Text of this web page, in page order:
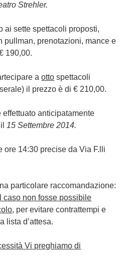
Strehler.
ai sette spettacoli proposti,
pullman, prenotazioni, mance e
190,00.
aotto spettacoli
il prezzo è di€ 210,00.
effettuato anticipatamente
15 Settembre 2014.
ore 14:30 precise da Via F.lli
particolare raccomandazione:
caso non fosse possibile
, per evitare contrattempi e
lista d’attesa.
Vi preghiamo di